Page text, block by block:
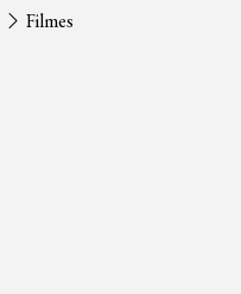
Filmes